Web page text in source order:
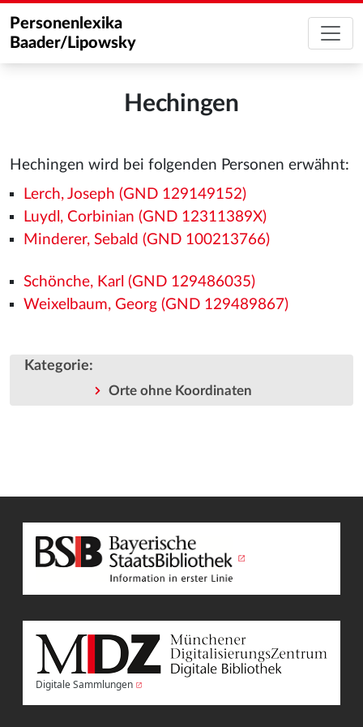
Personenlexika
Baader/Lipowsky
Hechingen
Hechingen wird bei folgenden Personen erwähnt:
Lerch, Joseph (GND 129149152)
Luydl, Corbinian (GND 12311389X)
Minderer, Sebald (GND 100213766)
Schönche, Karl (GND 129486035)
Weixelbaum, Georg (GND 129489867)
Kategorie:
Orte ohne Koordinaten
Digitale Sammlungen